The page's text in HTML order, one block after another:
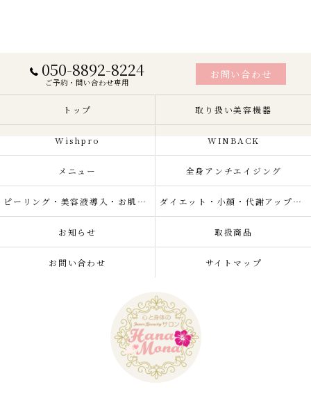
050-8892-8224
ご予約・問い合わせ専用
お問い合わせ
トップ 取り扱い美容機器
Wishpro WINBACK
メニュー 全身アンチエイジング
ピーリング・美容液導入・お肌の悩み改善 ダイエット・小顔・代謝アップ・肌質改善・リラクゼーション
お知らせ 取扱商品
お問い合わせ サイトマップ